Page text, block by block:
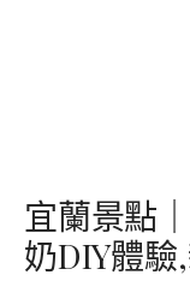
宜蘭景點
奶DIY體